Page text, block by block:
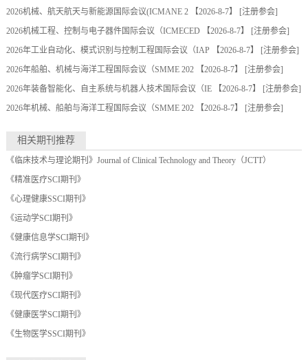
2026机械、航天航天与新能源国际会议(ICMANE 2【2026-8-7】 [注册参会]
2026机械工程、控制与电子器件国际会议（ICMECED【2026-8-7】 [注册参会]
2026年工业自动化、模式识别与控制工程国际会议（IAP 【2026-8-7】 [注册参会]
2026年船舶、机械与海洋工程国际会议（SMME 202【2026-8-7】 [注册参会]
2026年装备智能化、自主系统与机器人技术国际会议（IE【2026-8-7】 [注册参会]
2026年机械、船舶与海洋工程国际会议（SMME 202【2026-8-7】 [注册参会]
相关期刊推荐
《临床技术与理论期刊》Journal of Clinical Technology and Theory（JCTT）
《精准医疗SCI期刊》
《心理健康SSCI期刊》
《运动学SCI期刊》
《健康信息学SCI期刊》
《流行病学SCI期刊》
《肿瘤学SCI期刊》
《现代医疗SCI期刊》
《健康医学SCI期刊》
《生物医学SSCI期刊》